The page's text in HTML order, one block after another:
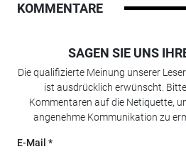
KOMMENTARE
SAGEN SIE UNS
Die qualifizierte Meinung unserer
ist ausdrücklich erwünscht.
Kommentaren auf die Netiquette,
angenehme Kommunikation zu
E-Mail